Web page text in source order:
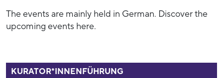
The events are mainly held in German. Discover the
upcoming events here.
KURATOR*INNENFÜHRUNG